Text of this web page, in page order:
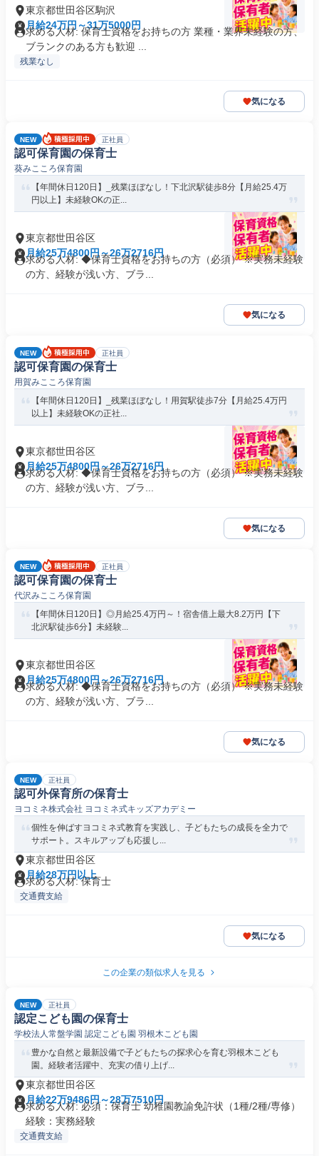
東京都世田谷区駒沢
月給24万円～31万5000円
求める人材: 保育士資格をお持ちの方 業種・業界未経験の方、
ブランクのある方も歓迎 ...
残業なし
気になる
NEW 正社員
認可保育園の保育士
葵みこころ保育園
【年間休日120日】_残業ほぼなし！下北沢駅徒歩8分【月給25.4万
円以上】未経験OKの正...
東京都世田谷区
月給25万4800円～26万2716円
求める人材: ◆保育士資格をお持ちの方（必須） ※実務未経験
の方、経験が浅い方、ブラ...
気になる
NEW 正社員
認可保育園の保育士
用賀みこころ保育園
【年間休日120日】_残業ほぼなし！用賀駅徒歩7分【月給25.4万円
以上】未経験OKの正社...
東京都世田谷区
月給25万4800円～26万2716円
求める人材: ◆保育士資格をお持ちの方（必須） ※実務未経験
の方、経験が浅い方、ブラ...
気になる
NEW 正社員
認可保育園の保育士
代沢みこころ保育園
【年間休日120日】◎月給25.4万円～！宿舎借上最大8.2万円【下
北沢駅徒歩6分】未経験...
東京都世田谷区
月給25万4800円～26万2716円
求める人材: ◆保育士資格をお持ちの方（必須） ※実務未経験
の方、経験が浅い方、ブラ...
気になる
NEW 正社員
認可外保育所の保育士
ヨコミネ株式会社 ヨコミネ式キッズアカデミー
個性を伸ばすヨコミネ式教育を実践し、子どもたちの成長を全力で
サポート。スキルアップも応援し...
東京都世田谷区
月給28万円以上
求める人材: 保育士
交通費支給
気になる
この企業の類似求人を見る
NEW 正社員
認定こども園の保育士
学校法人常盤学園 認定こども園 羽根木こども園
豊かな自然と最新設備で子どもたちの探求心を育む羽根木こども
園。経験者活躍中、充実の借り上げ...
東京都世田谷区
月給22万9486円～28万7510円
求める人材: 必須：保育士 幼稚園教諭免許状（1種/2種/専修）
経験：実務経験
交通費支給